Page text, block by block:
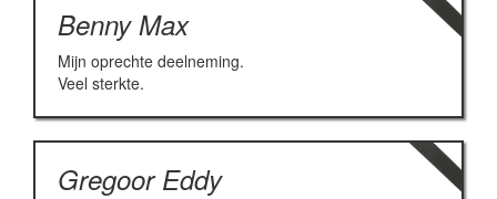
Benny Max
Mijn oprechte deelneming.
Veel sterkte.
Gregoor Eddy